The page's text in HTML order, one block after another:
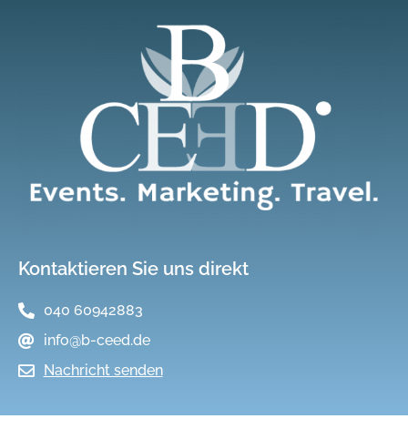
Kontaktieren Sie uns direkt
040 60942883
info@b-ceed.de
Nachricht senden